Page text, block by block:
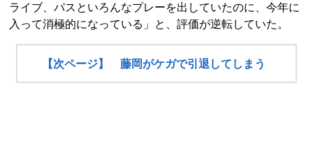
ライブ、パスといろんなプレーを出していたのに、今年に
入って消極的になっている」と、評価が逆転していた。
【次ページ】 藤岡がケガで引退してしまう